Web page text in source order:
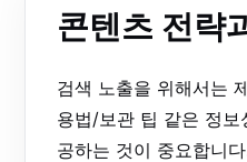
콘텐츠 전략
검색 노출을 위해서는
용법/보관 팁 같은 정보
공하는 것이 중요합니